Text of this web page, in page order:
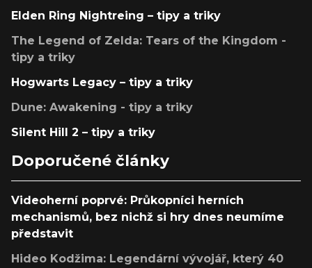
Elden Ring Nightreing – tipy a triky
The Legend of Zelda: Tears of the Kingdom -
tipy a triky
Hogwarts Legacy – tipy a triky
Dune: Awakening - tipy a triky
Silent Hill 2 – tipy a triky
Doporučené články
Videoherní poprvé: Průkopníci herních
mechanismů, bez nichž si hry dnes neumíme
představit
Hideo Kodžima: Legendární vývojář, který 40